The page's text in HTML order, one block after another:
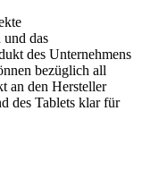
das
des Unternehmens
bezüglich all
an den Hersteller
des Tablets klar für